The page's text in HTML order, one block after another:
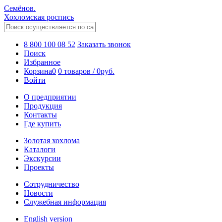
Семёнов.
Хохломская роспись
8 800 100 08 52 Заказать звонок
Поиск
Избранное
Корзина0 0 товаров /0руб.
Войти
О предприятии
Продукция
Контакты
Где купить
Золотая хохлома
Каталоги
Экскурсии
Проекты
Сотрудничество
Новости
Служебная информация
English version